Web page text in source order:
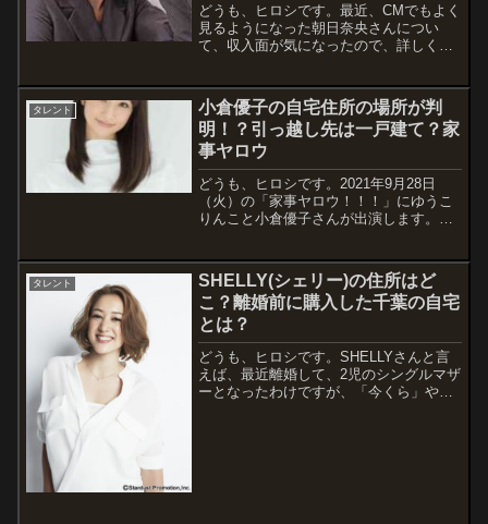
どうも、ヒロシです。最近、CMでもよく
見るようになった朝日奈央さんについ
て、収入面が気になったので、詳しく調
イドル出身のバラドル？という立ち位置
なのでしょうか。ということで今回は、
朝日奈央さ...
タレント
小倉優子の自宅住所の場所が判
明！？引っ越し先は一戸建て？家
事ヤロウ
どうも、ヒロシです。2021年9月28日
（火）の「家事ヤロウ！！！」にゆうこ
りんこと小倉優子さんが出演します。そ
所が気になり、プロフィールと共に情報
をまとめました。番組情報「家事ヤロ
ウ!!...
タレント
SHELLY(シェリー)の住所はど
こ？離婚前に購入した千葉の自宅
とは？
どうも、ヒロシです。SHELLYさんと言
えば、最近離婚して、2児のシングルマザ
ーとなったわけですが、「今くら」や